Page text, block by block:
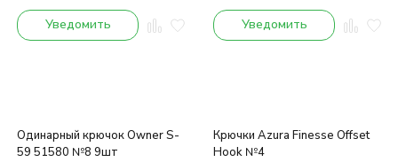
Уведомить Уведомить
Одинарный крючок Owner S-
59 51580 №8 9шт
Крючки Azura Finesse Offset
Hook №4